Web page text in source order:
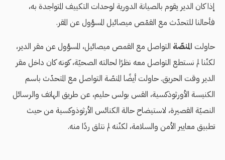
إذا كان الدير يقوم بالصيانة الدورية لوحدات التكييف المتواجدة به،
فأحالنا للتحدّث مع القمّص ميصائيل المسؤول عن المقر.
حاولت المنصّة التواصل مع القمص ميصائيل، المسؤول عن مقر الدير،
لكنّنا لم نستطع التواصل معه نظرًا لحالته الصحيّة، كونه كان داخل مقر
الدير وقت الحريق. حاولت أيضًا المنصّة التواصل مع المتحدّث باسم
الكنيسة الأورثوذكسية، القس بولس حليم، عن طريق الهاتف والرسائل
النصيّة القصيرة، لاستيضاح حالة الكنائس الأرثوذوكسية من حيث
تطبيق معايير الأمن والسلامة، لكنّنه لم نتلق ردًا منه.